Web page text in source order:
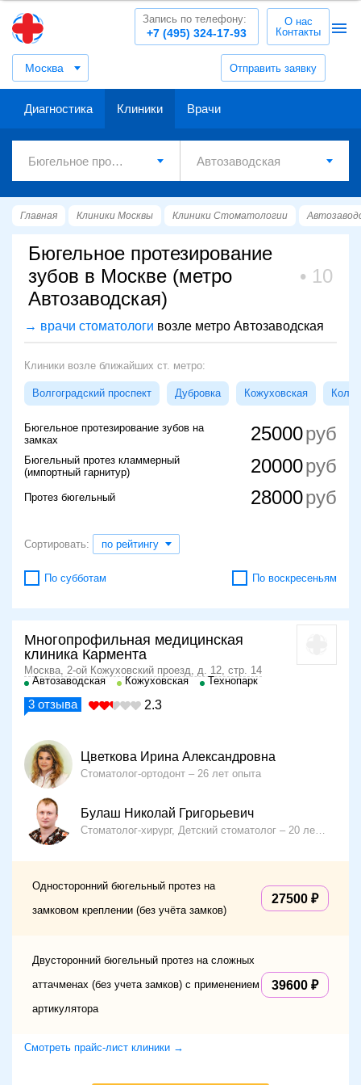
Москва Отправить заявку
+7 (495) 324-17-93
Запись по телефону:
О нас
Контакты
Диагностика Клиники Врачи
Главная Клиники Москвы Клиники Стоматологии
Бюгельное протезирование
зубов в Москве (метро
Автозаводская)
10
→ врачи стоматологи возле метро Автозаводская
Клиники возле ближайших ст. метро:
Волгоградский проспект Дубровка Кожуховская
Бюгельное протезирование зубов на
замках
25000
Бюгельный протез кламмерный
(импортный гарнитур)
20000
Протез бюгельный 28000
Сортировать: по рейтингу
По субботам По воскресеньям
Многопрофильная медицинская
клиника Кармента
Москва, 2-ой Кожуховский проезд, д. 12, стр. 14
Автозаводская
Кожуховская Технопарк
3 отзыва 2.3
Цветкова Ирина Александровна
Стоматолог-ортодонт 26 лет опыта
Булаш Николай Григорьевич
Стоматолог-хирург, Детский стоматолог 20 лет опыта
Односторонний бюгельный протез на
замковом креплении (без учёта замков)
27500
Двусторонний бюгельный протез на сложных
аттачменах (без учета замков) с применением
артикулятора
39600
Смотреть прайс-лист клиники →